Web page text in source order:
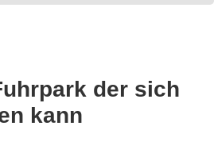
der sich
kann